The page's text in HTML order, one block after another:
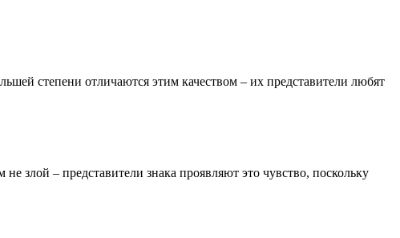
степени отличаются этим качеством – их представители любят
злой – представители знака проявляют это чувство, поскольку